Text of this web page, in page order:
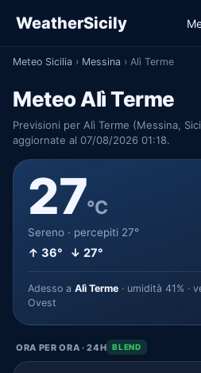
WeatherSicily
Meteo Sicilia › Messina › Alì Terme
Meteo Alì Terme
Previsioni per Alì Terme (Messina,
aggiornate al 07/08/2026 01:18.
27°C
Sereno · percepiti 27°
↑ 36° ↓ 27°
Adesso a Alì Terme · umidità 41% ·
Ovest
ORA PER ORA · 24H BLEND